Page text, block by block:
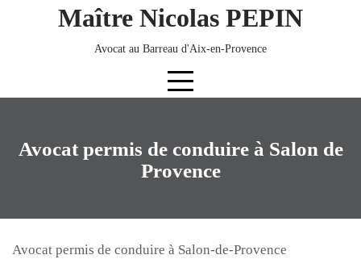
Maître Nicolas PEPIN
Avocat au Barreau d'Aix-en-Provence
Avocat permis de conduire à Salon de
Provence
Avocat permis de conduire à Salon-de-Provence